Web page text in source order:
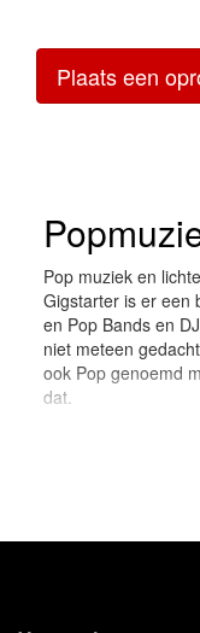
Plaats een
Pop muziek en
Gigstarter is er een
en Pop Bands en
niet meteen
ook Pop genoemd
dat.